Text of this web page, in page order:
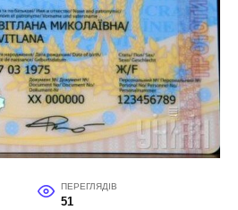
ПЕРЕГЛЯДІВ
51